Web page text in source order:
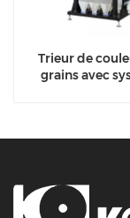
Trieur de
grains avec